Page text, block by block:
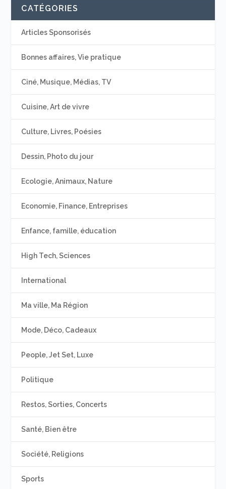
CATÉGORIES
Articles Sponsorisés
Bonnes affaires, Vie pratique
Ciné, Musique, Médias, TV
Cuisine, Art de vivre
Culture, Livres, Poésies
Dessin, Photo du jour
Ecologie, Animaux, Nature
Economie, Finance, Entreprises
Enfance, famille, éducation
High Tech, Sciences
International
Ma ville, Ma Région
Mode, Déco, Cadeaux
People, Jet Set, Luxe
Politique
Restos, Sorties, Concerts
Santé, Bien être
Société, Religions
Sports